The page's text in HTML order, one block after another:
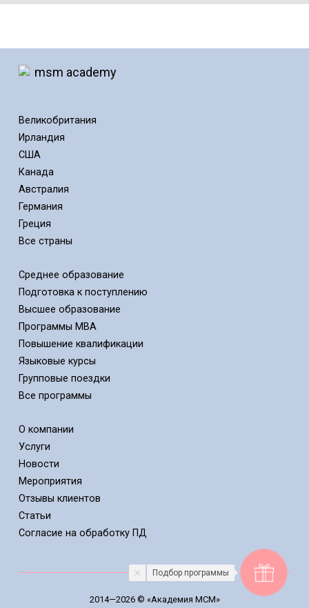
Великобритания
Ирландия
США
Канада
Австралия
Германия
Греция
Все страны
Среднее образование
Подготовка к поступлению
Высшее образование
Программы MBA
Повышение квалификации
Языковые курсы
Групповые поездки
Все программы
О компании
Услуги
Новости
Мероприятия
Отзывы клиентов
Статьи
Cогласие на обработку ПД
2014—2026 © «Академия МСМ»
Подбор программы